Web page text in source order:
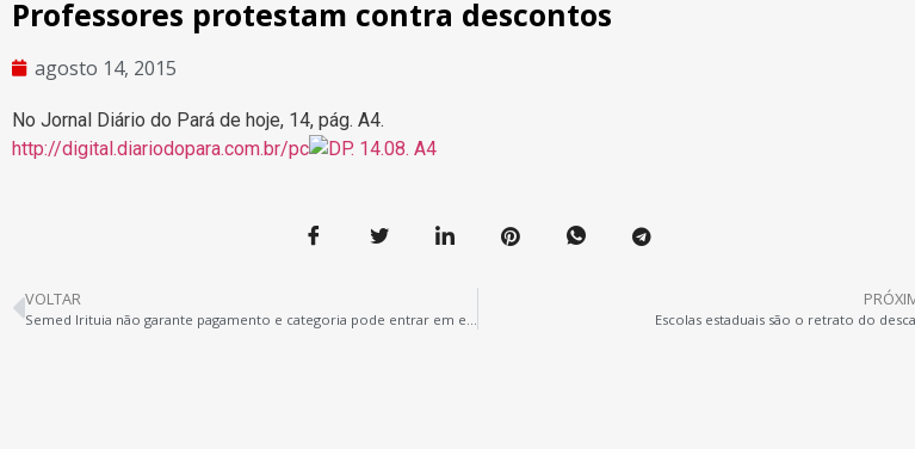
Professores protestam contra descontos
agosto 14, 2015
No Jornal Diário do Pará de hoje, 14, pág. A4.
http://digital.diariodopara.com.br/pc
VOLTAR
Semed Irituia não garante pagamento e categoria pode entrar em estado de greve em 22.08 Escolas estaduais são o retrato do